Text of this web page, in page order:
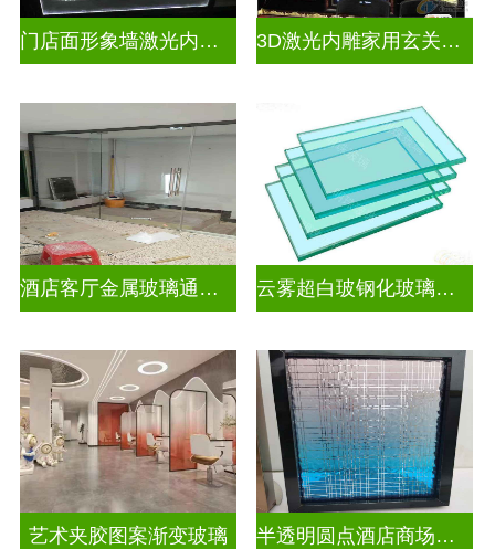
门店面形象墙激光内雕发光艺术玻璃 3D激光内雕家用玄关隔断
酒店客厅金属玻璃通花格栅入户玄关隔断 云雾超白玻钢化玻璃隔断
艺术夹胶图案渐变玻璃 半透明圆点酒店商场图案渐变玻璃